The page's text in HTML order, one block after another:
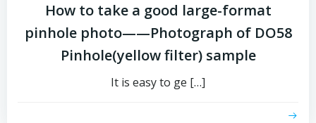
How to take a good large-format
pinhole photo——Photograph of DO58
Pinhole(yellow filter) sample
It is easy to ge […]